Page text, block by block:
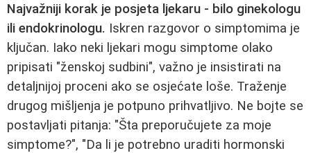
Najvažniji korak je posjeta ljekaru - bilo ginekologu
ili endokrinologu. Iskren razgovor o simptomima je
ključan. Iako neki ljekari mogu simptome olako
pripisati "ženskoj sudbini", važno je insistirati na
detaljnijoj proceni ako se osjećate loše. Traženje
drugog mišljenja je potpuno prihvatljivo. Ne bojte se
postavljati pitanja: "Šta preporučujete za moje
simptome?", "Da li je potrebno uraditi hormonski